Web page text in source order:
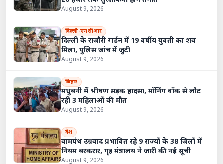
August 9, 2026
दिल्ली-एनसीआर
दिल्ली के राजौरी गार्डन में 19 वर्षीय युवती का शव
मिला, पुलिस जांच में जुटी
August 9, 2026
बिहार
मधुबनी में भीषण सड़क हादसा, मॉर्निंग वॉक से लौट
रही 3 महिलाओं की मौत
August 9, 2026
देश
वामपंथ उग्रवाद प्रभावित रहे 9 राज्यों के 38 जिलों में
नियम बरकरार, गृह मंत्रालय ने जारी की नई सूची
August 9, 2026